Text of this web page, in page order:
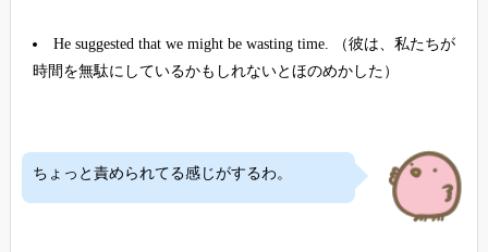
He suggested that we might be wasting time. （彼は、私たちが
時間を無駄にしているかもしれないとほのめかした）
ちょっと責められてる感じがするわ。